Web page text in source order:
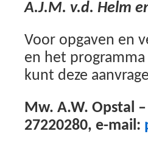
A.J.M. v.d. Helm
Voor opgaven en
en het
kunt deze
Mw. A.W. Opstal
27220280, e-mail: